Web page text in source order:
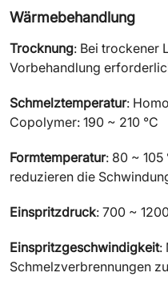
Wärmebehandlung
Trocknung: Bei trockener
Vorbehandlung
Schmelztemperatur:
Copolymer: 190 ~ 210 °C
Formtemperatur: 80 ~
reduzieren die
Einspritzdruck: 700 ~
Einspritzgeschwindigkeit:
Schmelzverbrennungen